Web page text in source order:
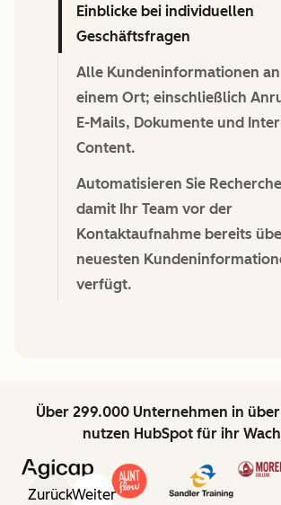
Einblicke bei individuellen
Geschäftsfragen
Alle Kundeninformationen an
einem Ort; einschließlich
E-Mails, Dokumente und
Content.
Automatisieren Sie
damit Ihr Team vor der
Kontaktaufnahme bereits
neuesten
verfügt.
Über 299.000 Unternehmen in über
nutzen HubSpot für ihr
ZurückWeiter